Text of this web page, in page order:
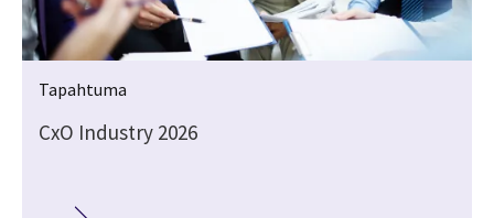
Tapahtuma
CxO Industry 2026